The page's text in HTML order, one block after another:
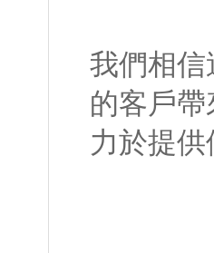
我們相
的客戶
力於提